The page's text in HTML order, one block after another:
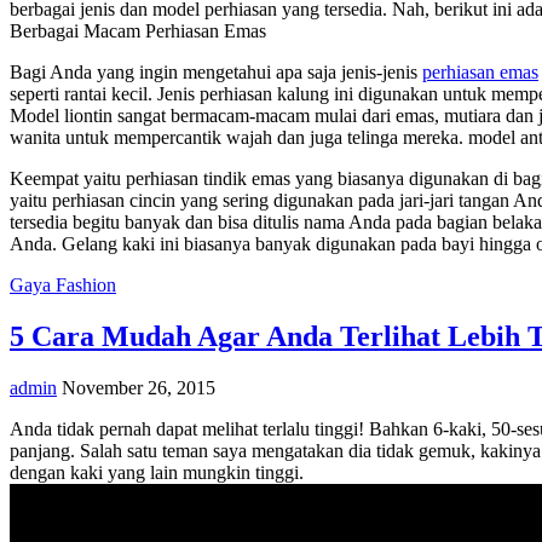
berbagai jenis dan model perhiasan yang tersedia. Nah, berikut ini
Berbagai Macam Perhiasan Emas
Bagi Anda yang ingin mengetahui apa saja jenis-jenis perhiasan emas
seperti rantai kecil. Jenis perhiasan kalung ini digunakan untuk
Model liontin sangat bermacam-macam mulai dari emas, mutiara
wanita untuk mempercantik wajah dan juga telinga mereka. model
Keempat yaitu perhiasan tindik emas yang biasanya digunakan di
yaitu perhiasan cincin yang sering digunakan pada jari-jari tangan
tersedia begitu banyak dan bisa ditulis nama Anda pada bagian
Anda. Gelang kaki ini biasanya banyak digunakan pada bayi hingga
Gaya Fashion
5 Cara Mudah Agar Anda Terlihat Lebih
admin November 26, 2015
Anda tidak pernah dapat melihat terlalu tinggi! Bahkan 6-kaki, 50-
panjang. Salah satu teman saya mengatakan dia tidak gemuk,
dengan kaki yang lain mungkin tinggi.